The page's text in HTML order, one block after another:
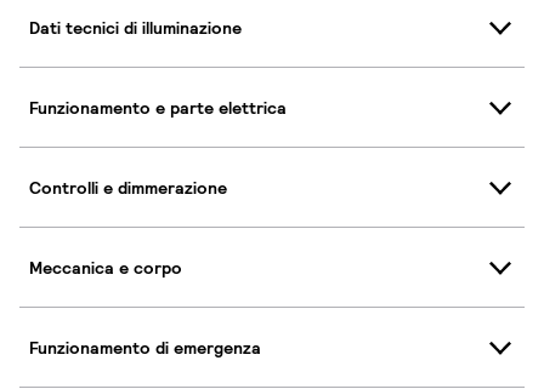
Dati tecnici di illuminazione
Funzionamento e parte elettrica
Controlli e dimmerazione
Meccanica e corpo
Funzionamento di emergenza